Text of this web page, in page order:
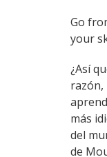
Go
your
¿Así
razón,
más
del
de